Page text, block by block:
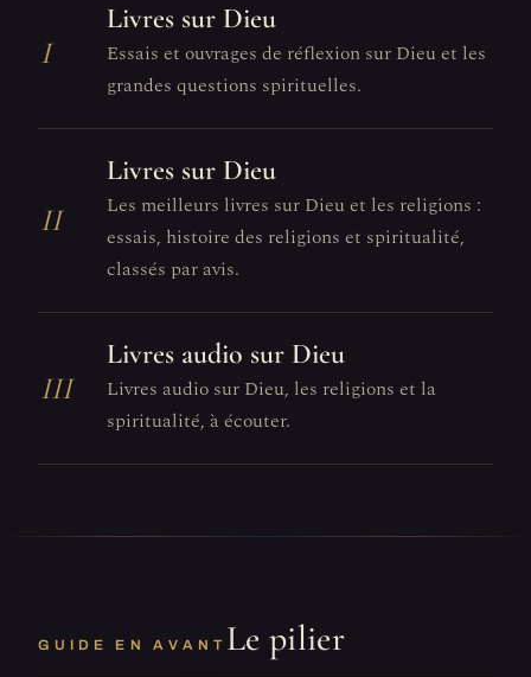
I
Livres sur Dieu
Essais et ouvrages de réflexion sur Dieu et les
grandes questions spirituelles.
II
Livres sur Dieu
Les meilleurs livres sur Dieu et les religions :
essais, histoire des religions et spiritualité,
classés par avis.
III
Livres audio sur Dieu
Livres audio sur Dieu, les religions et la
spiritualité, à écouter.
GUIDE EN AVANT Le pilier